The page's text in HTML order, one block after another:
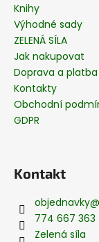
Knihy
Výhodné sady
ZELENÁ SÍLA
Jak nakupovat
Doprava a platba
Kontakty
Obchodní
GDPR
Kontakt
objednavky@
774 667 363
Zelená síla